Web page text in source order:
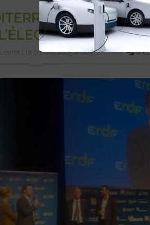
MOBILITÉ
le 01 Oct 2015 à 00:00 0